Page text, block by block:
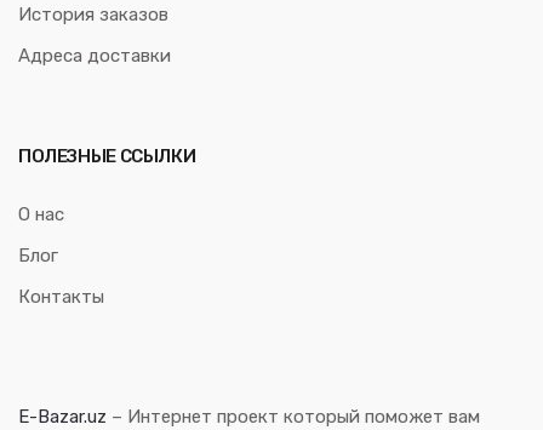
История заказов
Адреса доставки
ПОЛЕЗНЫЕ ССЫЛКИ
О нас
Блог
Контакты
E-Bazar.uz – Интернет проект который поможет вам